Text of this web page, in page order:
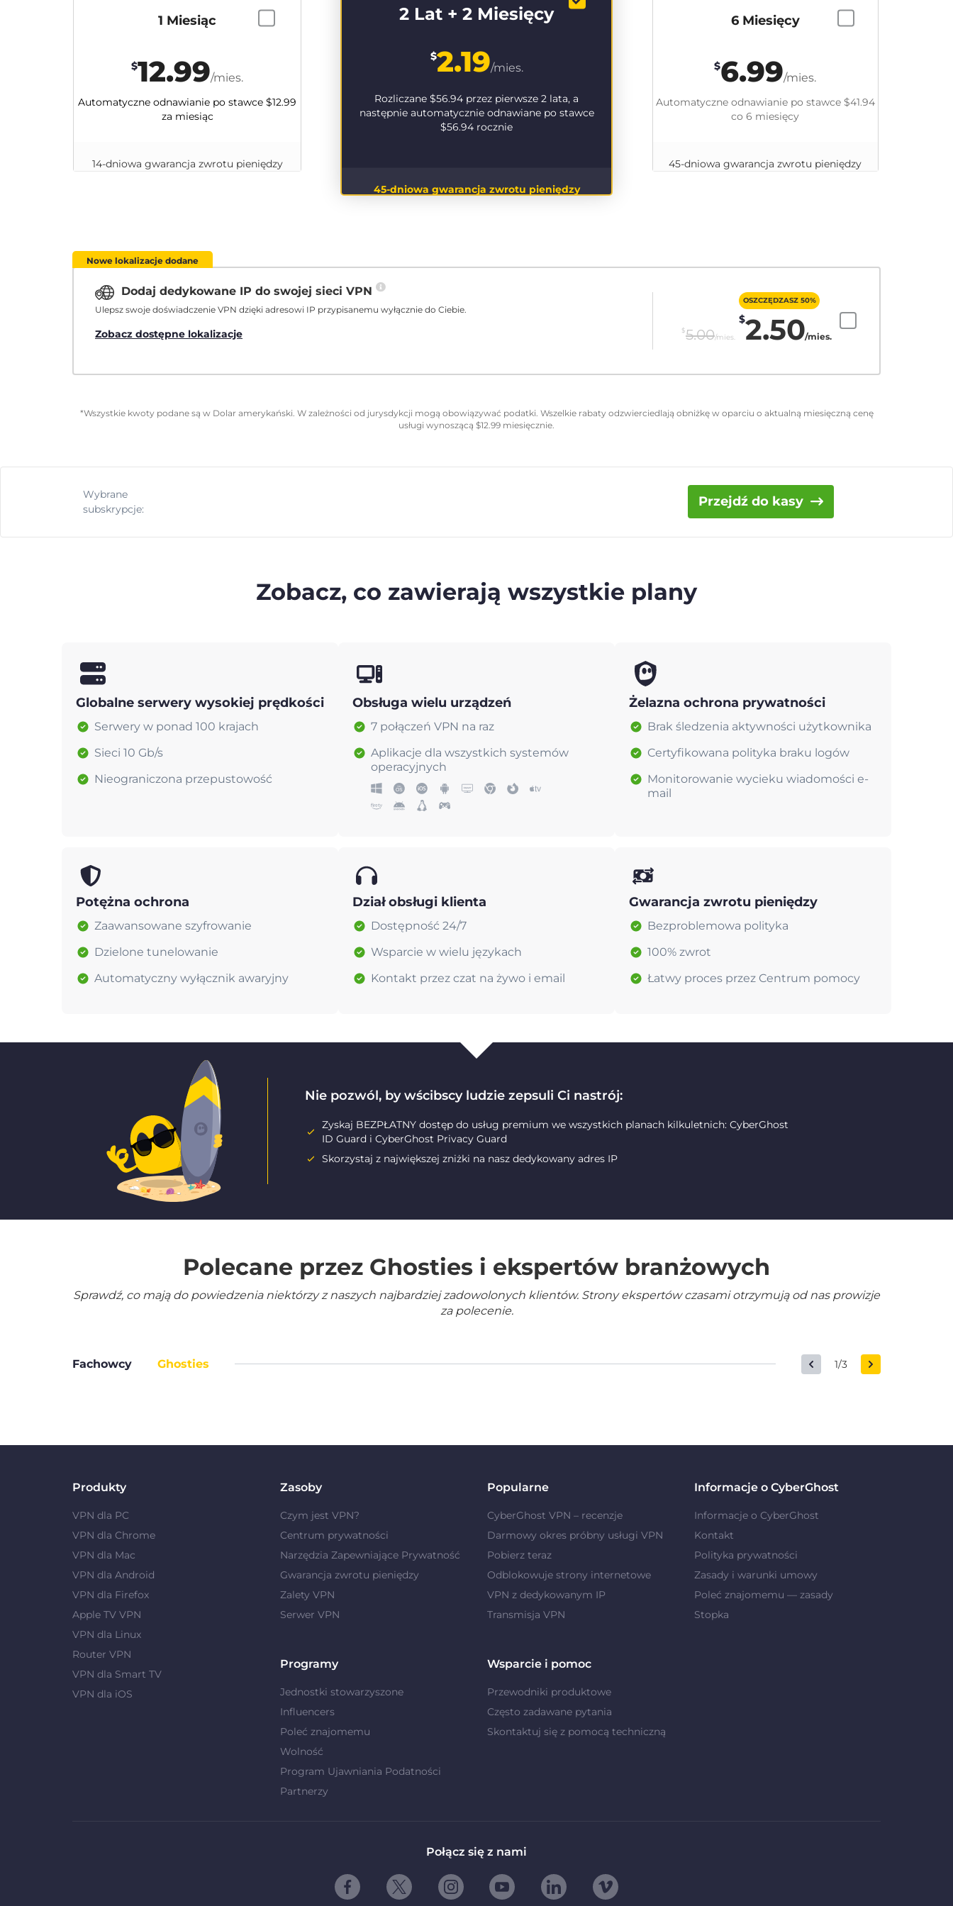
2 Lat + 2 Miesięcy
$2.19/mies.
Rozliczane $56.94 przez pierwsze 2 lata, a
następnie automatycznie odnawiane po stawce
$56.94 rocznie
45-dniowa gwarancja zwrotu pieniędzy
6 Miesięcy
$6.99/mies.
Automatyczne odnawianie po stawce $41.94
co 6 miesięcy
45-dniowa gwarancja zwrotu pieniędzy
1 Miesiąc
$12.99/mies.
Automatyczne odnawianie po stawce $12.99
za miesiąc
14-dniowa gwarancja zwrotu pieniędzy
Nowe lokalizacje dodane
Dodaj dedykowane IP do swojej sieci VPN
Ulepsz swoje doświadczenie VPN dzięki adresowi IP przypisanemu wyłącznie do Ciebie.
Zobacz dostępne lokalizacje $5.00/mies.
OSZCZĘDZASZ 50%
$2.50/mies.
*Wszystkie kwoty podane są w Dolar amerykański. W zależności od jurysdykcji mogą obowiązywać podatki. Wszelkie rabaty odzwierciedlają obniżkę w oparciu o aktualną miesięczną cenę
usługi wynoszącą $12.99 miesięcznie.
Wybrane
subskrypcje:
Przejdź do kasy
Zobacz, co zawierają wszystkie plany
Globalne serwery wysokiej prędkości
Serwery w ponad 100 krajach
Sieci 10 Gb/s
Nieograniczona przepustowość
Obsługa wielu urządzeń
7 połączeń VPN na raz
Aplikacje dla wszystkich systemów
operacyjnych
Żelazna ochrona prywatności
Brak śledzenia aktywności użytkownika
Certyfikowana polityka braku logów
Monitorowanie wycieku wiadomości e-
mail
Potężna ochrona
Zaawansowane szyfrowanie
Dzielone tunelowanie
Automatyczny wyłącznik awaryjny
Dział obsługi klienta
Dostępność 24/7
Wsparcie w wielu językach
Kontakt przez czat na żywo i email
Gwarancja zwrotu pieniędzy
Bezproblemowa polityka
100% zwrot
Łatwy proces przez Centrum pomocy
Nie pozwól, by wścibscy ludzie zepsuli Ci nastrój:
Zyskaj BEZPŁATNY dostęp do usług premium we wszystkich planach kilkuletnich: CyberGhost
ID Guard i CyberGhost Privacy Guard
Skorzystaj z największej zniżki na nasz dedykowany adres IP
Polecane przez Ghosties i ekspertów branżowych
Sprawdź, co mają do powiedzenia niektórzy z naszych najbardziej zadowolonych klientów. Strony ekspertów czasami otrzymują od nas prowizje
za polecenie.
Fachowcy Ghosties 1/3
Produkty
VPN dla PC
VPN dla Chrome
VPN dla Mac
VPN dla Android
VPN dla Firefox
Apple TV VPN
VPN dla Linux
Router VPN
VPN dla Smart TV
VPN dla iOS
Zasoby
Czym jest VPN?
Centrum prywatności
Narzędzia Zapewniające Prywatność
Gwarancja zwrotu pieniędzy
Zalety VPN
Serwer VPN
Popularne
CyberGhost VPN – recenzje
Darmowy okres próbny usługi VPN
Pobierz teraz
Odblokowuje strony internetowe
VPN z dedykowanym IP
Transmisja VPN
Informacje o CyberGhost
Informacje o CyberGhost
Kontakt
Polityka prywatności
Zasady i warunki umowy
Poleć znajomemu — zasady
Stopka
Programy
Jednostki stowarzyszone
Influencers
Poleć znajomemu
Wolność
Program Ujawniania Podatności
Partnerzy
Wsparcie i pomoc
Przewodniki produktowe
Często zadawane pytania
Skontaktuj się z pomocą techniczną
Połącz się z nami